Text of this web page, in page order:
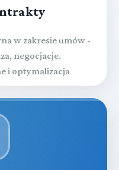
w zakresie umów -
negocjacje.
i optymalizacja